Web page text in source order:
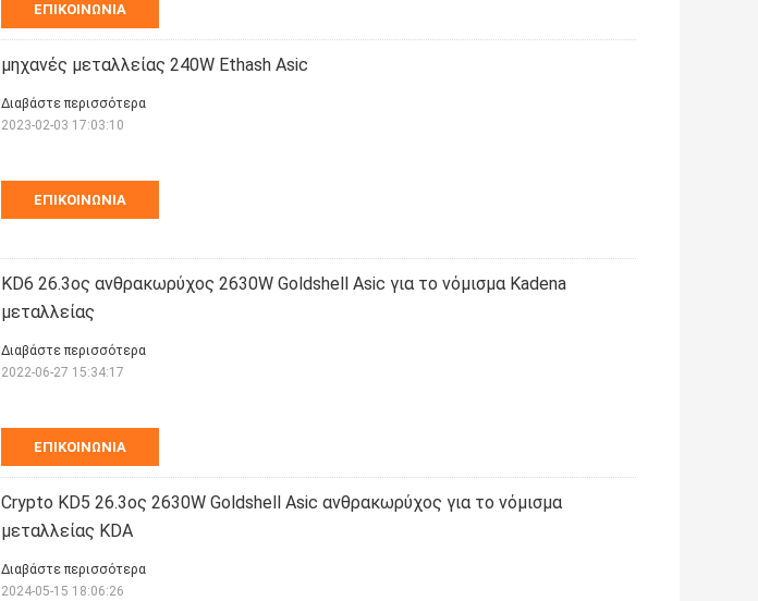
ΕΠΙΚΟΙΝΩΝΊΑ
μηχανές μεταλλείας 240W Ethash Asic
ΕΠΙΚΟΙΝΩΝΊΑ
Διαβάστε περισσότερα
2023-02-03 17:03:10
KD6 26.3ος ανθρακωρύχος 2630W Goldshell Asic για το νόμισμα Kadena
μεταλλείας
ΕΠΙΚΟΙΝΩΝΊΑ
Διαβάστε περισσότερα
2022-06-27 15:34:17
Crypto KD5 26.3ος 2630W Goldshell Asic ανθρακωρύχος για το νόμισμα
μεταλλείας KDA
Διαβάστε περισσότερα
2024-05-15 18:06:26